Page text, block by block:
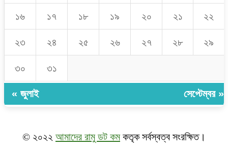
১৬ ১৭ ১৮ ১৯ ২০ ২১ ২২
২৩ ২৪ ২৫ ২৬ ২৭ ২৮ ২৯
৩০ ৩১
« জুলাই সেপ্টেম্বর »
© ২০২২ আমাদের রামু ডট কমকতৃক সর্বস্বত্ব সংরক্ষিত।